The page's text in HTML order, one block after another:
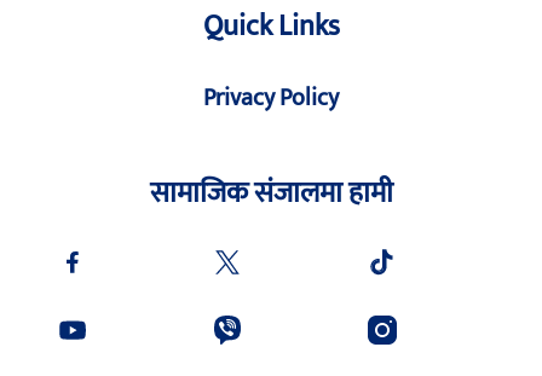
Quick Links
Privacy Policy
सामाजिक संजालमा हामी